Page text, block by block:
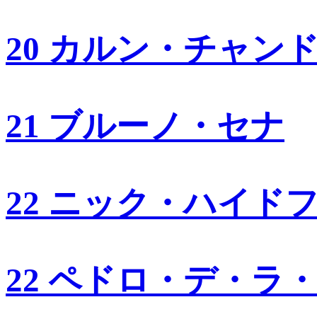
20 カルン・チャン
21 ブルーノ・セナ
22 ニック・ハイド
22 ペドロ・デ・ラ